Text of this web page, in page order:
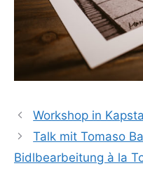
Workshop in
Talk mit Tomaso
Bidlbearbeitung à la